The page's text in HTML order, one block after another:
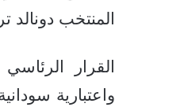
المنتخب دونالد ترمب يوم 20 يناير..
القرار